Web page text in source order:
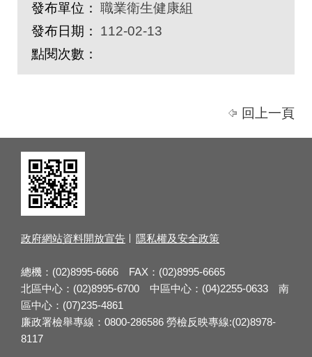
發布單位： 職業衛生健康組
發布日期：
112-02-13
點閱次數：
回上一頁
政府網站資料開放宣告 隱私權及安全政策
總機：(02)8995-6666 FAX：(02)8995-6665
北區中心：(02)8995-6700 中區中心：(04)2255-0633 南
區中心：(07)235-4861
廉政署檢舉專線：0800-286586 勞檢反映專線:(02)8978-
8117